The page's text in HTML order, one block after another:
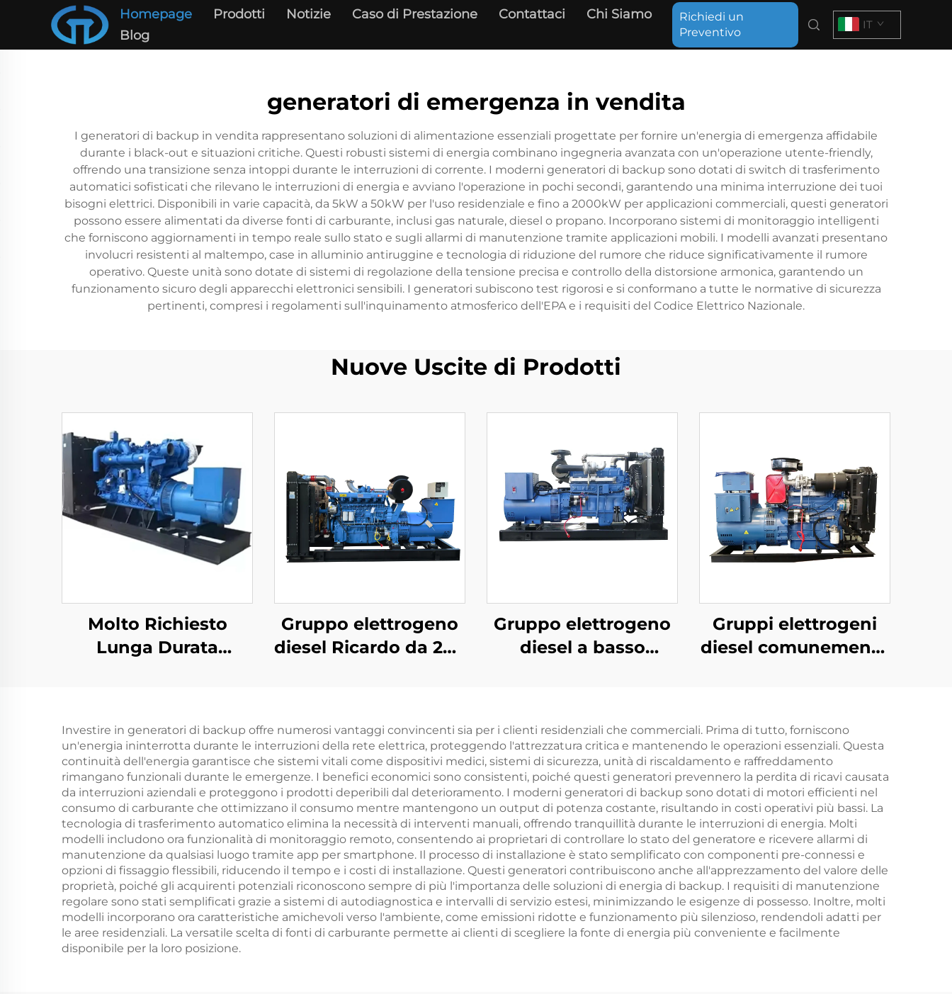
Homepage Prodotti Notizie Caso di Prestazione Contattaci
Chi Siamo
Blog
Richiedi un
Preventivo
IT
generatori di emergenza in vendita
I generatori di backup in vendita rappresentano soluzioni di alimentazione essenziali progettate per fornire un'energia di emergenza affidabile
durante i black-out e situazioni critiche. Questi robusti sistemi di energia combinano ingegneria avanzata con un'operazione utente-friendly,
offrendo una transizione senza intoppi durante le interruzioni di corrente. I moderni generatori di backup sono dotati di switch di trasferimento
automatici sofisticati che rilevano le interruzioni di energia e avviano l'operazione in pochi secondi, garantendo una minima interruzione dei tuoi
bisogni elettrici. Disponibili in varie capacità, da 5kW a 50kW per l'uso residenziale e fino a 2000kW per applicazioni commerciali, questi generatori
possono essere alimentati da diverse fonti di carburante, inclusi gas naturale, diesel o propano. Incorporano sistemi di monitoraggio intelligenti
che forniscono aggiornamenti in tempo reale sullo stato e sugli allarmi di manutenzione tramite applicazioni mobili. I modelli avanzati presentano
involucri resistenti al maltempo, case in alluminio antiruggine e tecnologia di riduzione del rumore che riduce significativamente il rumore
operativo. Queste unità sono dotate di sistemi di regolazione della tensione precisa e controllo della distorsione armonica, garantendo un
funzionamento sicuro degli apparecchi elettronici sensibili. I generatori subiscono test rigorosi e si conformano a tutte le normative di sicurezza
pertinenti, compresi i regolamenti sull'inquinamento atmosferico dell'EPA e i requisiti del Codice Elettrico Nazionale.
Nuove Uscite di Prodotti
Molto Richiesto
Lunga Durata
Elettrogeno a Gas
Naturale
Gruppo elettrogeno
diesel Ricardo da 200
Gruppo elettrogeno
diesel a basso
155 kW
personalizzato
Gruppi elettrogeni
diesel comunemente
Investire in generatori di backup offre numerosi vantaggi convincenti sia per i clienti residenziali che commerciali. Prima di tutto, forniscono
un'energia ininterrotta durante le interruzioni della rete elettrica, proteggendo l'attrezzatura critica e mantenendo le operazioni essenziali. Questa
continuità dell'energia garantisce che sistemi vitali come dispositivi medici, sistemi di sicurezza, unità di riscaldamento e raffreddamento
rimangano funzionali durante le emergenze. I benefici economici sono consistenti, poiché questi generatori prevennero la perdita di ricavi causata
da interruzioni aziendali e proteggono i prodotti deperibili dal deterioramento. I moderni generatori di backup sono dotati di motori efficienti nel
consumo di carburante che ottimizzano il consumo mentre mantengono un output di potenza costante, risultando in costi operativi più bassi. La
tecnologia di trasferimento automatico elimina la necessità di interventi manuali, offrendo tranquillità durante le interruzioni di energia. Molti
modelli includono ora funzionalità di monitoraggio remoto, consentendo ai proprietari di controllare lo stato del generatore e ricevere allarmi di
manutenzione da qualsiasi luogo tramite app per smartphone. Il processo di installazione è stato semplificato con componenti pre-connessi e
opzioni di fissaggio flessibili, riducendo il tempo e i costi di installazione. Questi generatori contribuiscono anche all'apprezzamento del valore delle
proprietà, poiché gli acquirenti potenziali riconoscono sempre di più l'importanza delle soluzioni di energia di backup. I requisiti di manutenzione
regolare sono stati semplificati grazie a sistemi di autodiagnostica e intervalli di servizio estesi, minimizzando le esigenze di possesso. Inoltre, molti
modelli incorporano ora caratteristiche amichevoli verso l'ambiente, come emissioni ridotte e funzionamento più silenzioso, rendendoli adatti per
le aree residenziali. La versatile scelta di fonti di carburante permette ai clienti di scegliere la fonte di energia più conveniente e facilmente
disponibile per la loro posizione.